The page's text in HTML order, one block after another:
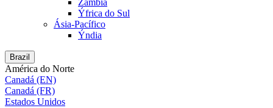
Zâmbia
Ýfrica do Sul
Ásia-Pacífico
Ýndia
Brazil
América do Norte
Canadá (EN)
Canadá (FR)
Estados Unidos